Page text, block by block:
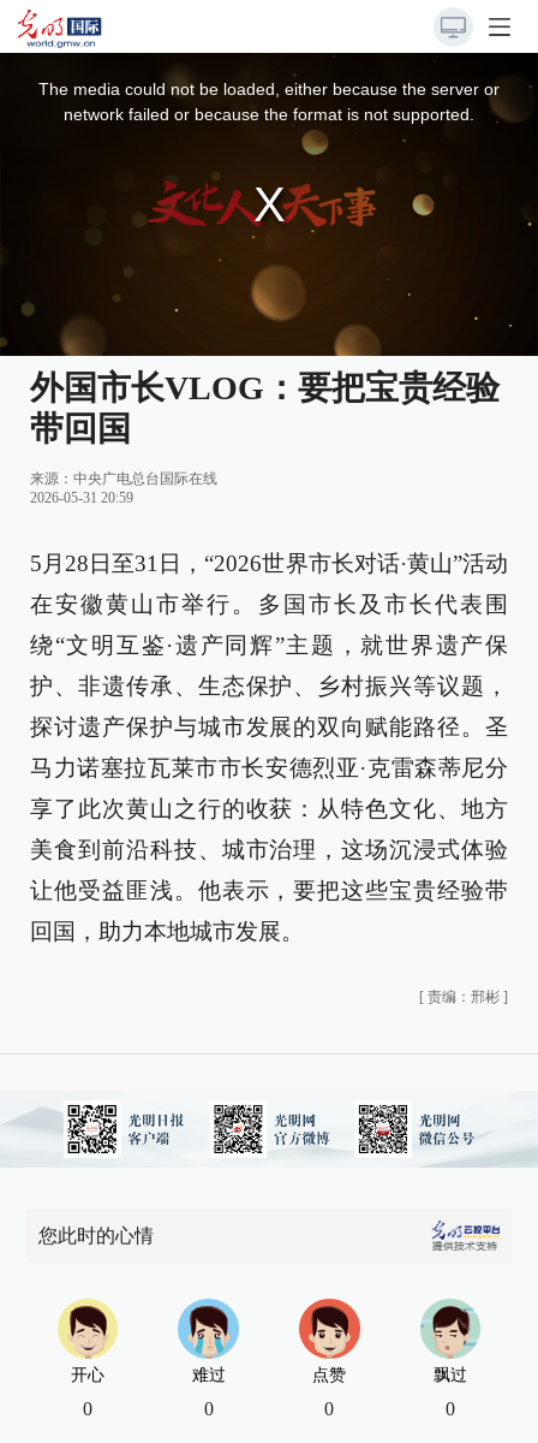
The media could not be loaded, either because the server or
network failed or because the format is not supported.
外国市长VLOG：要把宝贵经验
带回国
来源： 中央广电总台国际在线
2026-05-31 20:59
5月28日至31日，“2026世界市长对话·黄山”活动
在安徽黄山市举行。多国市长及市长代表围
绕“文明互鉴·遗产同辉”主题，就世界遗产保
护、非遗传承、生态保护、乡村振兴等议题，
探讨遗产保护与城市发展的双向赋能路径。圣
马力诺塞拉瓦莱市市长安德烈亚·克雷森蒂尼分
享了此次黄山之行的收获：从特色文化、地方
美食到前沿科技、城市治理，这场沉浸式体验
让他受益匪浅。他表示，要把这些宝贵经验带
回国，助力本地城市发展。
[ 责编：邢彬 ]
您此时的心情
开心
0
难过
0
点赞
0
飘过
0